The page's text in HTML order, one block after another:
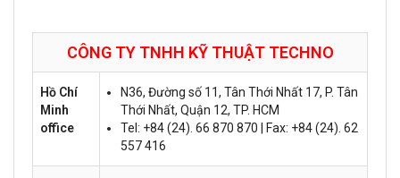
CÔNG TY TNHH KỸ THUẬT TECHNO
Hồ Chí
Minh
office
N36, Đường số 11, Tân Thới Nhất 17, P. Tân
Thới Nhất, Quận 12, TP. HCM
Tel: +84 (24). 66 870 870 | Fax: +84 (24). 62
557 416